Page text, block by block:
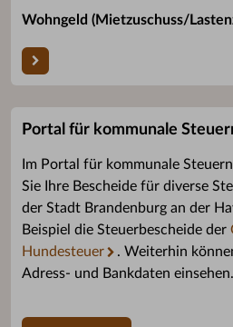
Wohngeld (Mietzuschuss/
Portal für kommunale
Im Portal für kommunale
Sie Ihre Bescheide für diverse
der Stadt Brandenburg an der
Beispiel die Steuerbescheide der
Hundesteuer
. Weiterhin
Adress- und Bankdaten einsehen.